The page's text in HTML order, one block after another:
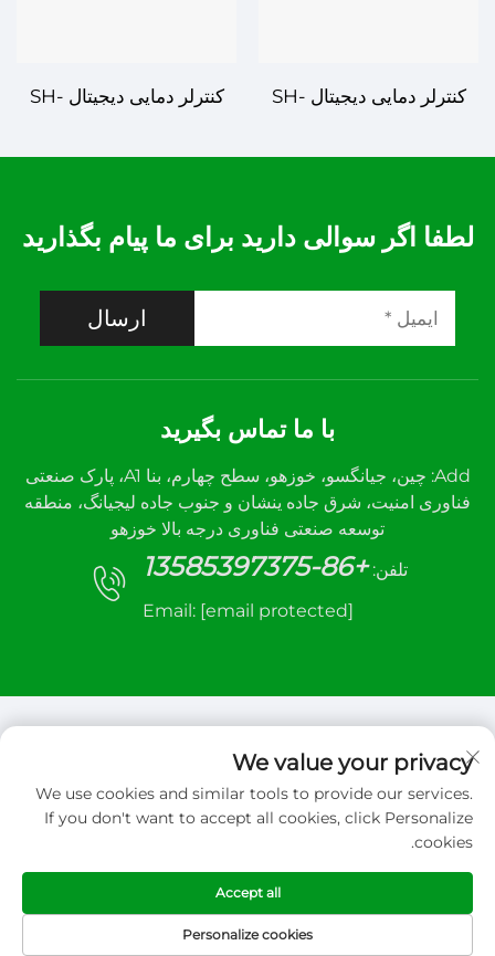
کنترلر دمایی دیجیتال SH-
برنامه‌های مختلف
کنترلر دمایی دیجیتال SH-
مدیریت سیستم کارآمد
لطفا اگر سوالی دارید برای ما پیام بگذارید
ارسال
با ما تماس بگیرید
Add: چین، جیانگسو، خوزهو، سطح چهارم، بنا A1، پارک صنعتی
فناوری امنیت، شرق جاده ینشان و جنوب جاده لیجیانگ، منطقه
توسعه صنعتی فناوری درجه بالا خوزهو
تلفن: +86-13585397375
Email: [email protected]
حق کپی‌رایت © 2026 شرکت مهندسی کنترل خودکار
شوسانه، محدوده. تمامی حقوق محفوظ است
We value your privacy
We use cookies and similar tools to provide our services.
If you don't want to accept all cookies, click Personalize
cookies.
Personalize cookies
Accept all